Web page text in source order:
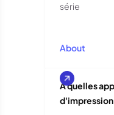
série
About
À quelles